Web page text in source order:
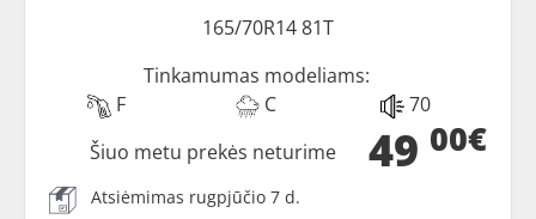
165/70R14 81T
Tinkamumas modeliams:
F
C 70
49 00€
Šiuo metu prekės neturime
Atsiėmimas rugpjūčio 7 d.